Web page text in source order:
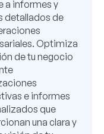
a informes y
detallados de
Optimiza
de tu negocio
e informes
que
una clara y